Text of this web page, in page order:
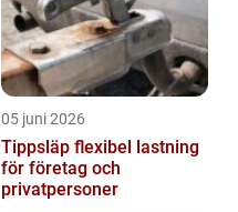
05 juni 2026
Tippsläp flexibel lastning
för företag och
privatpersoner